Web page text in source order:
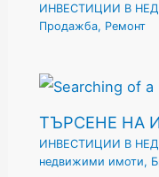
ИНВЕСТИЦИИ В
Продажба, Ремонт
ТЪРСЕНЕ НА
ИНВЕСТИЦИИ В
недвижими имоти,